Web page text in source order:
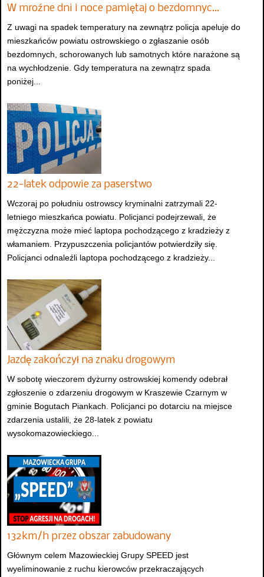
W mroźne dni i noce pamiętaj o bezdomnyc…
Z uwagi na spadek temperatury na zewnątrz policja apeluje do
mieszkańców powiatu ostrowskiego o zgłaszanie osób
bezdomnych, schorowanych lub samotnych które narażone są
na wychłodzenie. Gdy temperatura na zewnątrz spada
poniżej...
22-latek odpowie za paserstwo
Wczoraj po południu ostrowscy kryminalni zatrzymali 22-
letniego mieszkańca powiatu. Policjanci podejrzewali, że
mężczyzna może mieć laptopa pochodzącego z kradzieży z
włamaniem. Przypuszczenia policjantów potwierdziły się.
Policjanci odnaleźli laptopa pochodzącego z kradzieży...
Jazdę zakończył na znaku drogowym
W sobotę wieczorem dyżurny ostrowskiej komendy odebrał
zgłoszenie o zdarzeniu drogowym w Kraszewie Czarnym w
gminie Bogutach Piankach. Policjanci po dotarciu na miejsce
zdarzenia ustalili, że 28-latek z powiatu
wysokomazowieckiego...
132km/h przez obszar zabudowany
Głównym celem Mazowieckiej Grupy SPEED jest
wyeliminowanie z ruchu kierowców przekraczających